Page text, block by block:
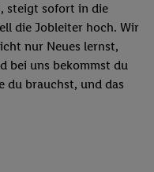
steigt sofort in die
die Jobleiter hoch. Wir
nur Neues lernst,
bei uns bekommst du
du brauchst, und das